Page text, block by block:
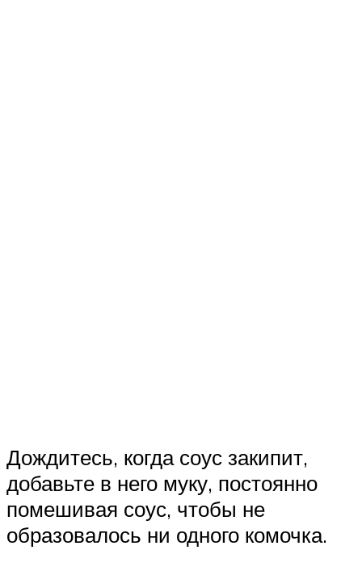
Дождитесь, когда соус закипит,
добавьте в него муку, постоянно
помешивая соус, чтобы не
образовалось ни одного комочка.